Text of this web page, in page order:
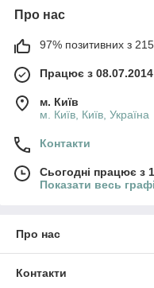
Про нас
97% позитивних з 215
Працює з 08.07.2014
м. Київ
м. Київ, Київ, Україна
Контакти
Сьогодні працює з
Показати весь
Про нас
Контакти